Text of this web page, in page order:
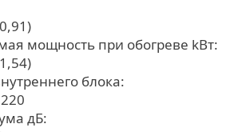
мощность при обогреве kВт:
блока:
дБ: